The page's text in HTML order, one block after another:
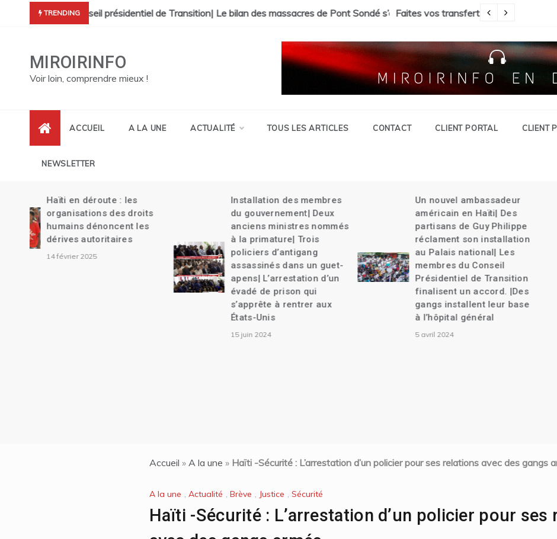
TRENDING
de Pont Sondé s’alourdit| La police s’attaque aux gangs de Savien et gran grif| Expulsion massives des haïtiens.
Faites vos transferts d’argent Haïti avec « Tokay » Pas
MIROIRINFO
Voir loin, comprendre mieux !
ACCUEIL A LA UNE ACTUALITÉ TOUS LES ARTICLES CONTACT CLIENT PORTAL CLIENT
NEWSLETTER
Installation des membres
du gouvernement| Deux
anciens ministres nommés
à la primature| Trois
policiers d’antigang
assassinés dans un guet-
apens| L’arrestation d’un
évadé de prison qui
Un nouvel ambassadeur
américain en Haïti| Des
partisans de Guy Philippe
réclament son installation
au Palais national| Les
membres du Conseil
Présidentiel de Transition
finalisent un accord. |Des
gangs installent leur base
à l’hôpital général
Guy Philippe relâché|
délégation du Kenya en
Haïti| La CARICOM
la charge| Un chef de
tue une jeune fille de
ans| Vers une
18 mois.
9 décembre 2023
Accueil » A la une » Haïti -Sécurité : L’arrestation d’un policier pour ses relations avec des gangs
A la une , Actualité , Brève , Justice , Sécurité
Haïti -Sécurité : L’arrestation d’un policier pour ses